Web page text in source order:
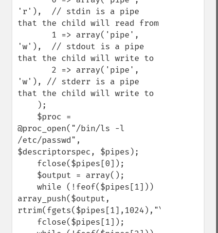
'r'),  // stdin is a pipe
that the child will read from
'w'),  // stdout is a pipe
that the child will write to
'w'), // stderr is a pipe
that the child will write to
@proc_open("/bin/ls -l
/etc/passwd",
$descriptorspec, $pipes);
array_push($output,
rtrim(fgets($pipes[1],1024),"\n"));